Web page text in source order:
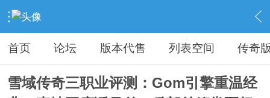
› 教程广告专区 › 广告专区 › 内容
首页 论坛 版本代售 列表空间 传奇
雪域传奇三职业评测：Gom引擎重温经